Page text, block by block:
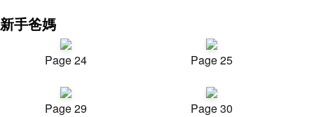
新手爸媽
Page 24 Page 25
Page 29 Page 30